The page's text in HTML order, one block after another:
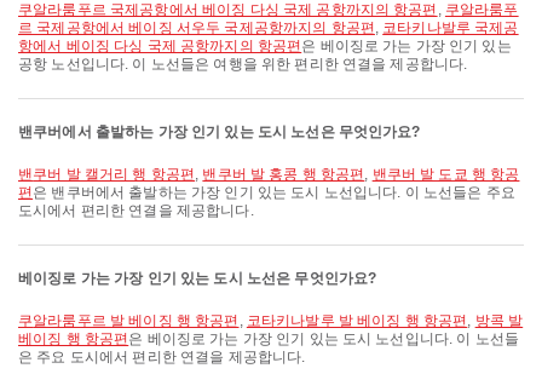
쿠알라룸푸르 국제공항에서 베이징 다싱 국제 공항까지의 항공편 , 쿠알라룸푸
르 국제공항에서 베이징 서우두 국제공항까지의 항공편 , 코타키나발루 국제공
항에서 베이징 다싱 국제 공항까지의 항공편 은 베이징로 가는 가장 인기 있는
공항 노선입니다. 이 노선들은 여행을 위한 편리한 연결을 제공합니다.
밴쿠버에서 출발하는 가장 인기 있는 도시 노선은 무엇인가요?
밴쿠버 발 캘거리 행 항공편 , 밴쿠버 발 홍콩 행 항공편 , 밴쿠버 발 도쿄 행 항공
편 은 밴쿠버에서 출발하는 가장 인기 있는 도시 노선입니다. 이 노선들은 주요
도시에서 편리한 연결을 제공합니다.
베이징로 가는 가장 인기 있는 도시 노선은 무엇인가요?
쿠알라룸푸르 발 베이징 행 항공편 , 코타키나발루 발 베이징 행 항공편 , 방콕 발
베이징 행 항공편 은 베이징로 가는 가장 인기 있는 도시 노선입니다. 이 노선들
은 주요 도시에서 편리한 연결을 제공합니다.